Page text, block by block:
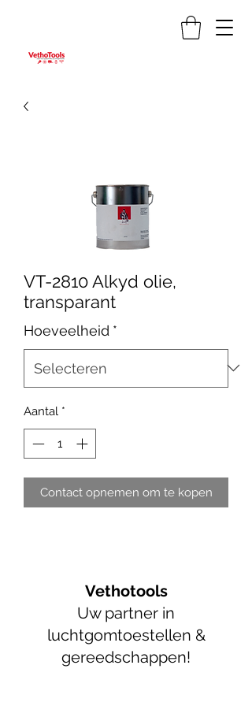
VT-2810 Alkyd olie,
transparant
Hoeveelheid *
Aantal *
Contact opnemen om te kopen
Vethotools
Uw partner in
luchtgomtoestellen &
gereedschappen!